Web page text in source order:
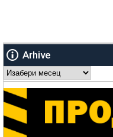
Arhive
Arhive